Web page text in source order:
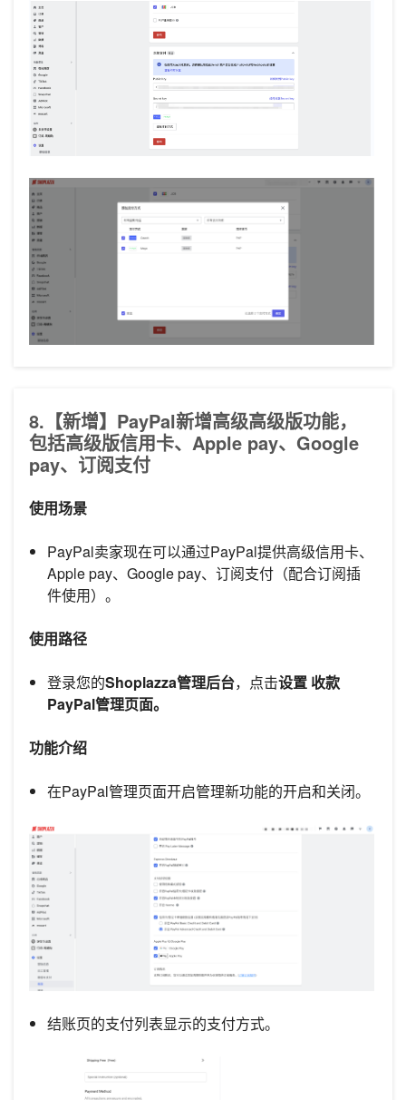
8.【新增】PayPal新增高级高级版功能，
包括高级版信用卡、Apple pay、Google
pay、订阅支付
使用场景
PayPal卖家现在可以通过PayPal提供高级信用卡、
Apple pay、Google pay、订阅支付（配合订阅插
件使用）。
使用路径
登录您的Shoplazza管理后台，点击设置 收款
PayPal管理页面。
功能介绍
在PayPal管理页面开启管理新功能的开启和关闭。
结账页的支付列表显示的支付方式。